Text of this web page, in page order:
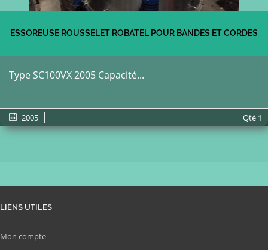
ESSOREUSE ROUSSELET ROBATEL POUR BANDES ET CORDES
Type SC100VX 2005 Capacité...
2005 Qté 1
LIENS UTILES
Mon compte